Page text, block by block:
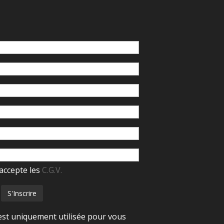
les C.G.V.
uniquement utilisée pour vous